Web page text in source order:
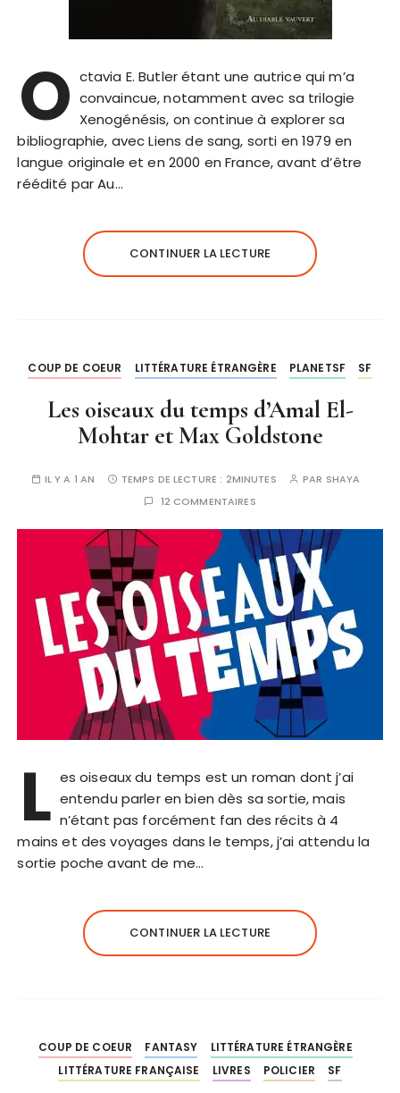
O ctavia E. Butler étant une autrice qui m’a
convaincue, notamment avec sa trilogie
Xenogénésis, on continue à explorer sa
bibliographie, avec Liens de sang, sorti en 1979 en
langue originale et en 2000 en France, avant d’être
réédité par Au…
CONTINUER LA LECTURE
COUP DE COEUR LITTÉRATURE ÉTRANGÈRE PLANETSF SF
Les oiseaux du temps d’Amal El-
Mohtar et Max Goldstone
IL Y A 1 AN TEMPS DE LECTURE : 2MINUTES PAR SHAYA
12 COMMENTAIRES
L es oiseaux du temps est un roman dont j’ai
entendu parler en bien dès sa sortie, mais
n’étant pas forcément fan des récits à 4
mains et des voyages dans le temps, j’ai attendu la
sortie poche avant de me…
CONTINUER LA LECTURE
COUP DE COEUR FANTASY
LITTÉRATURE ÉTRANGÈRE
LITTÉRATURE FRANÇAISE
LIVRES POLICIER SF